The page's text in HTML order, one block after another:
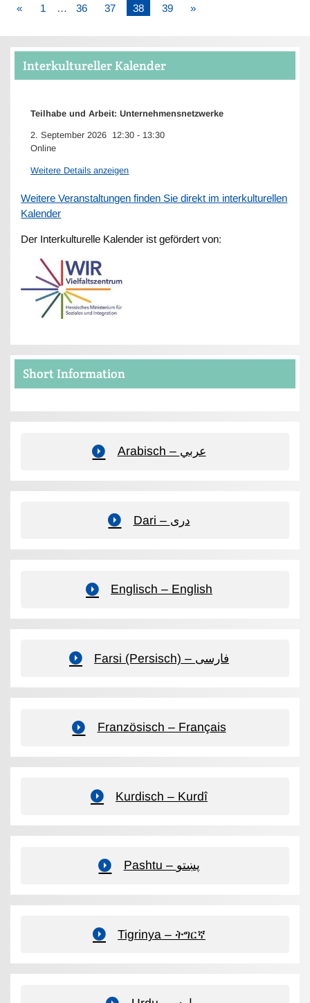
« 1 … 36 37 38 39 »
Interkultureller Kalender
Teilhabe und Arbeit: Unternehmensnetzwerke
2. September 2026 12:30 - 13:30
Online
Weitere Details anzeigen
Weitere Veranstaltungen finden Sie direkt im interkulturellen
Kalender
Der Interkulturelle Kalender ist gefördert von:
Short Information
Arabisch – عربي
Dari – دری
Englisch – English
Farsi (Persisch) – فارسی
Französisch – Français
Kurdisch – Kurdî
Pashtu – پښتو
Tigrinya – ትግርኛ